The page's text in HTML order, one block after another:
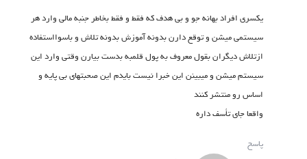
یکسری افراد بهانه جو و بی هدف که فقط و فقط بخاطر جنبه مالی وارد هر
سیستمی میشن و توقع دارن بدونه آموزش بدونه تلاش و باسوااستفاده
ازتلاش دیگران بقول معروف به پول قلمبه بدست بیارن وقتی وارد این
سیستم میشن و میبینن این خبرا نیست بایدم این صحبتهای بی پایه و
اساس رو منتشر کنند
واقعا جای تأسف داره
پاسخ